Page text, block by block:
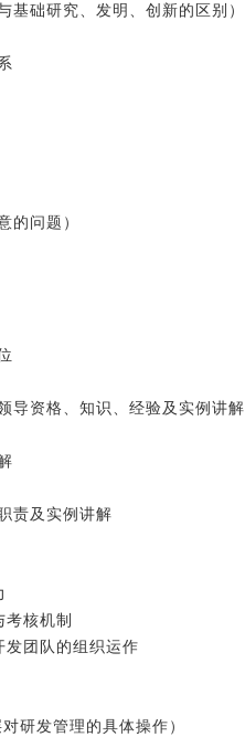
础研究、发明、创新的区别）
的问题）
导资格、知识、经验及实例讲解
责及实例讲解
核机制
发团队的组织运作
研发管理的具体操作）